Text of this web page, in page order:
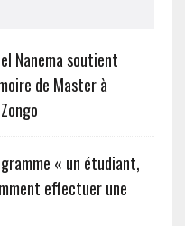
Nanema soutient
de Master à
« un étudiant,
effectuer une